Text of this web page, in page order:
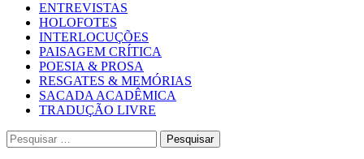
ENTREVISTAS
HOLOFOTES
INTERLOCUÇÕES
PAISAGEM CRÍTICA
POESIA & PROSA
RESGATES & MEMÓRIAS
SACADA ACADÊMICA
TRADUÇÃO LIVRE
Pesquisar
por: